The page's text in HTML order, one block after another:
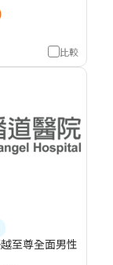
比較
至尊全面男性